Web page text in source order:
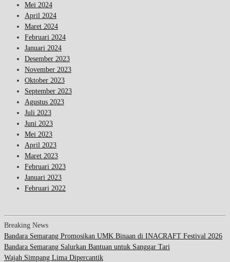
Mei 2024
April 2024
Maret 2024
Februari 2024
Januari 2024
Desember 2023
November 2023
Oktober 2023
September 2023
Agustus 2023
Juli 2023
Juni 2023
Mei 2023
April 2023
Maret 2023
Februari 2023
Januari 2023
Februari 2022
Breaking News
Bandara Semarang Promosikan UMK Binaan di INACRAFT Festival 2026
Bandara Semarang Salurkan Bantuan untuk Sanggar Tari
Wajah Simpang Lima Dipercantik